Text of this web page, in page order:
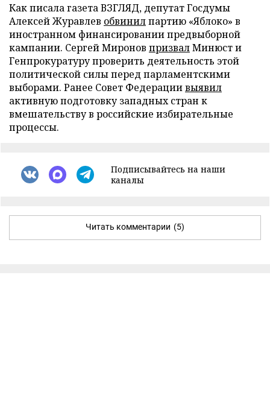
Как писала газета ВЗГЛЯД, депутат Госдумы
Алексей Журавлев обвинилпартию «Яблоко» в
иностранном финансировании предвыборной
кампании. Сергей Миронов призвалМинюст и
Генпрокуратуру проверить деятельность этой
политической силы перед парламентскими
выборами. Ранее Совет Федерациивыявил
активную подготовку западных стран к
вмешательству в российские избирательные
процессы.
Подписывайтесь на наши
каналы
Читать комментарии (5)